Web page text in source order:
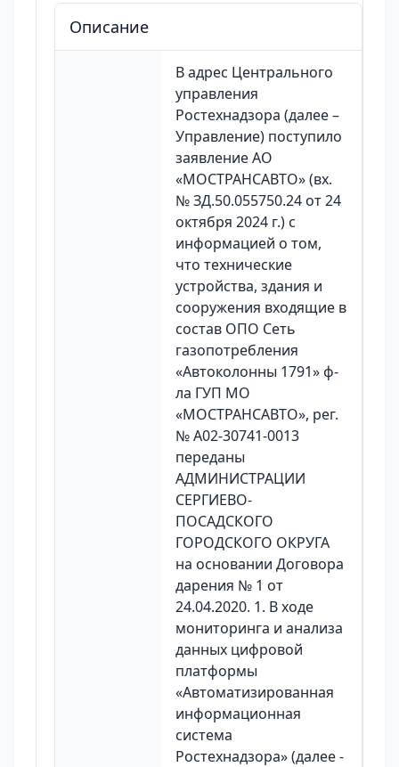
Описание
В адрес Центрального
управления
Ростехнадзора (далее –
Управление) поступило
заявление АО
«МОСТРАНСАВТО» (вх.
№ ЗД.50.055750.24 от 24
октября 2024 г.) с
информацией о том,
что технические
устройства, здания и
сооружения входящие в
состав ОПО Сеть
газопотребления
«Автоколонны 1791» ф-
ла ГУП МО
«МОСТРАНСАВТО», рег.
№ А02-30741-0013
переданы
АДМИНИСТРАЦИИ
СЕРГИЕВО-
ПОСАДСКОГО
ГОРОДСКОГО ОКРУГА
на основании Договора
дарения № 1 от
24.04.2020. 1. В ходе
мониторинга и анализа
данных цифровой
платформы
«Автоматизированная
информационная
система
Ростехнадзора» (далее -